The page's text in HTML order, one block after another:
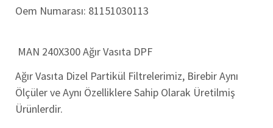
Oem Numarası: 81151030113
MAN 240X300 Ağır Vasıta DPF
Ağır Vasıta Dizel Partikül Filtrelerimiz, Birebir Aynı
Ölçüler ve Aynı Özelliklere Sahip Olarak Üretilmiş
Ürünlerdir.